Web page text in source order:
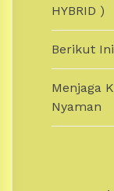
HYBRID )
Berikut
Menjaga
Nyaman